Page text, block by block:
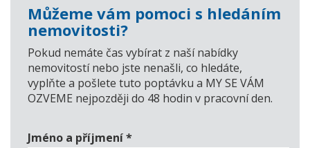
Můžeme vám pomoci s hledáním
nemovitosti?
Pokud nemáte čas vybírat z naší nabídky
nemovitostí nebo jste nenašli, co hledáte,
vyplňte a pošlete tuto poptávku a MY SE VÁM
OZVEME nejpozději do 48 hodin v pracovní den.
Jméno a příjmení*